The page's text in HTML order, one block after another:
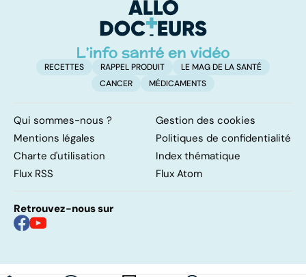
RECETTES RAPPEL PRODUIT
LE MAG DE LA SANTÉ
CANCER
MÉDICAMENTS
Qui sommes-nous ?
Gestion des cookies
Mentions légales
Politiques de confidentialité
Charte d'utilisation
Index thématique
Flux RSS
Flux Atom
Retrouvez-nous sur